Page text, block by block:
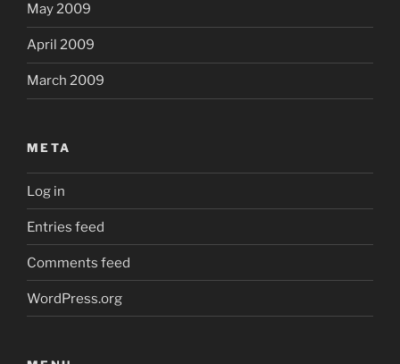
May 2009
April 2009
March 2009
META
Log in
Entries feed
Comments feed
WordPress.org